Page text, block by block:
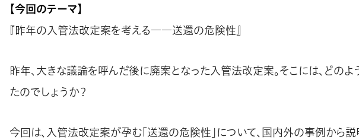
【今回のテーマ】
『昨年の入管法改定案を考える――送還の危険性』
昨年、大きな議論を呼んだ後に廃案となった入管法改定案。そこには、どの
たのでしょうか？
今回は、入管法改定案が孕む「送還の危険性」について、国内外の事例から説